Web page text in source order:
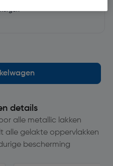
details
alle metallic lakken
alle gelakte oppervlakken
bescherming